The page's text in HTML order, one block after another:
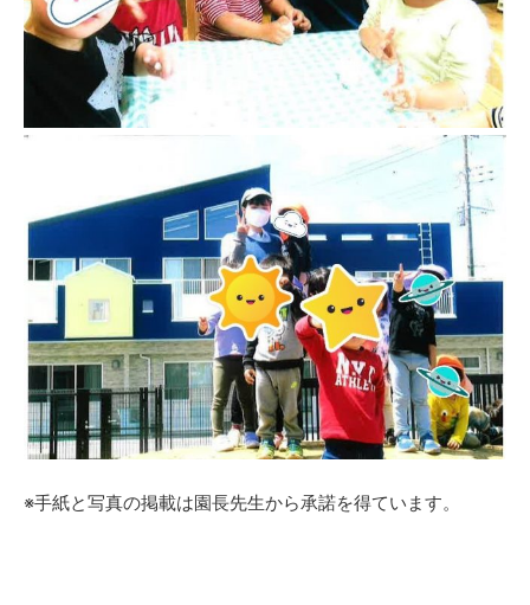
※手紙と写真の掲載は園長先生から承諾を得ています。